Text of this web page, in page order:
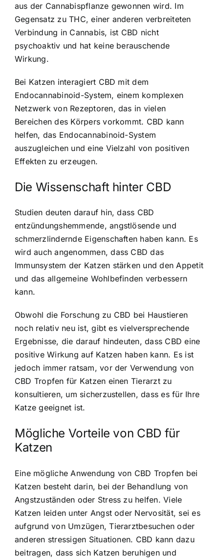
aus der Cannabispflanze gewonnen wird. Im
Gegensatz zu THC, einer anderen verbreiteten
Verbindung in Cannabis, ist CBD nicht
psychoaktiv und hat keine berauschende
Wirkung.
Bei Katzen interagiert CBD mit dem
Endocannabinoid-System, einem komplexen
Netzwerk von Rezeptoren, das in vielen
Bereichen des Körpers vorkommt. CBD kann
helfen, das Endocannabinoid-System
auszugleichen und eine Vielzahl von positiven
Effekten zu erzeugen.
Die Wissenschaft hinter CBD
Studien deuten darauf hin, dass CBD
entzündungshemmende, angstlösende und
schmerzlindernde Eigenschaften haben kann. Es
wird auch angenommen, dass CBD das
Immunsystem der Katzen stärken und den Appetit
und das allgemeine Wohlbefinden verbessern
kann.
Obwohl die Forschung zu CBD bei Haustieren
noch relativ neu ist, gibt es vielversprechende
Ergebnisse, die darauf hindeuten, dass CBD eine
positive Wirkung auf Katzen haben kann. Es ist
jedoch immer ratsam, vor der Verwendung von
CBD Tropfen für Katzen einen Tierarzt zu
konsultieren, um sicherzustellen, dass es für Ihre
Katze geeignet ist.
Mögliche Vorteile von CBD für
Katzen
Eine mögliche Anwendung von CBD Tropfen bei
Katzen besteht darin, bei der Behandlung von
Angstzuständen oder Stress zu helfen. Viele
Katzen leiden unter Angst oder Nervosität, sei es
aufgrund von Umzügen, Tierarztbesuchen oder
anderen stressigen Situationen. CBD kann dazu
beitragen, dass sich Katzen beruhigen und